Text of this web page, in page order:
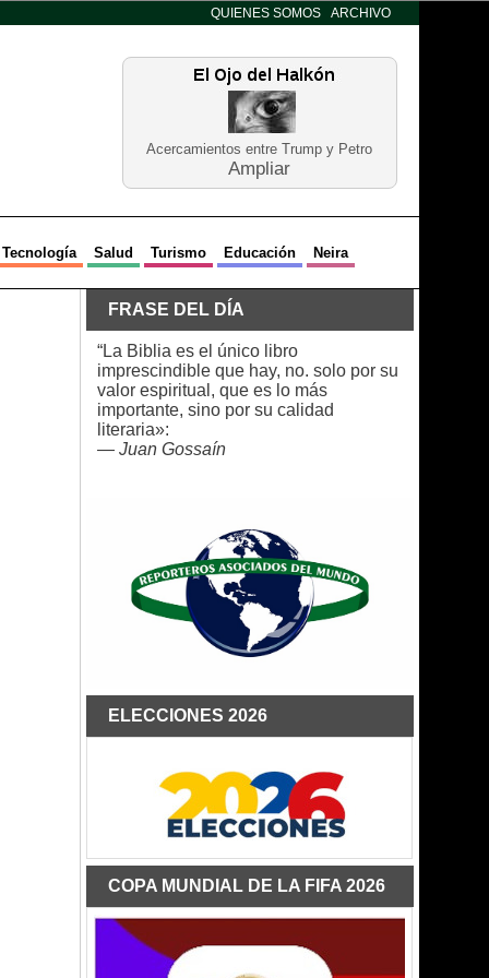
QUIENES SOMOS ARCHIVO
Acercamientos entre Trump y Petro
Ampliar
Tecnología Salud Turismo Educación Neira
FRASE DEL DÍA
“La Biblia es el único libro
imprescindible que hay, no. solo por su
valor espiritual, que es lo más
importante, sino por su calidad
literaria»:
— Juan Gossaín
ELECCIONES 2026
COPA MUNDIAL DE LA FIFA 2026